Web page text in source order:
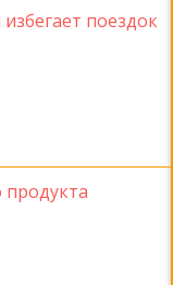
поездок